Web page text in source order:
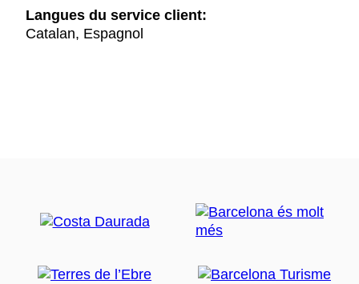
Langues du service client:
Catalan, Espagnol